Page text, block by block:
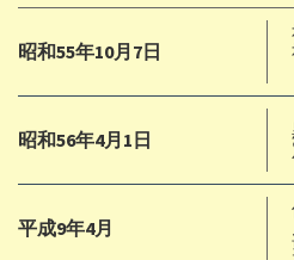
昭和55年10月7日
昭和56年4月1日
平成9年4月